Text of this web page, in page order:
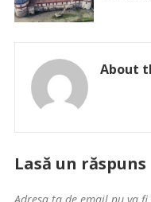
About
Lasă un răspuns